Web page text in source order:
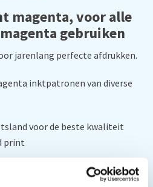
magenta, voor alle
gebruiken
jarenlang perfecte afdrukken.
inktpatronen van diverse
voor de beste kwaliteit
print